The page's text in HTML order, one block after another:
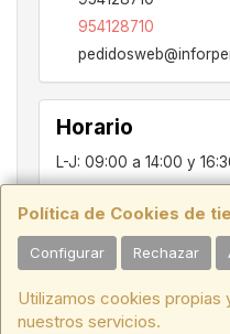
Política de Cookies de
Configurar Rechazar
Utilizamos cookies propias
nuestros servicios.
954128710
Horario
L-J: 09:00 a 14:00 y
PARIS, 24, LOCAL 6, 41089,
C.I.F.:ESB91914697 -
HORARIO INVIERNO:Lunes a
19:30. Viernes de 09:00 a 15:30.